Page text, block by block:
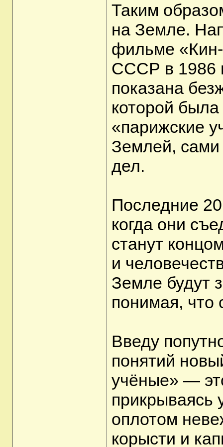
Таким
на Земле.
фильме
СССР в 1986
показана
которой
«парижские
Землей, сами
дел.
Последние
когда они
станут
и
Земле будут
понимая, что
Введу
понятий
учёные» —
прикрываясь
оплотом
корысти и